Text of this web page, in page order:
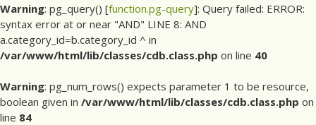
Warning: pg_query() [function.pg-query]: Query failed: ERROR:
syntax error at or near "AND" LINE 8: AND
a.category_id=b.category_id ^ in
/var/www/html/lib/classes/cdb.class.php on line 40
Warning: pg_num_rows() expects parameter 1 to be resource,
boolean given in /var/www/html/lib/classes/cdb.class.php on
line 84